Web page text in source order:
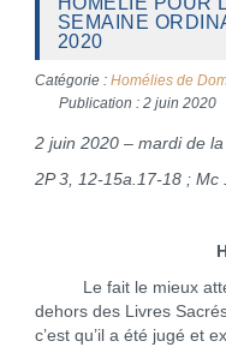
SEMAINE
2020
Catégorie : Homélies de
Publication : 2 juin 2020
2 juin 2020 – mardi de
2P 3, 12-15a.17-18 ; Mc
Le fait le mieux
dehors des Livres
c’est qu’il a été jugé et